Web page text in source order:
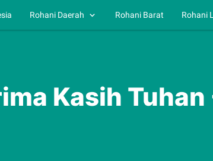
Rohani Daerah Rohani Barat Rohani
Kasih